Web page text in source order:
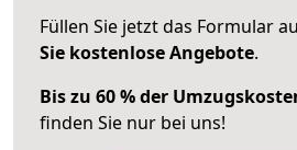
Füllen Sie jetzt das Formular
Sie kostenlose Angebote.
Bis zu 60 % der
finden Sie nur bei uns!